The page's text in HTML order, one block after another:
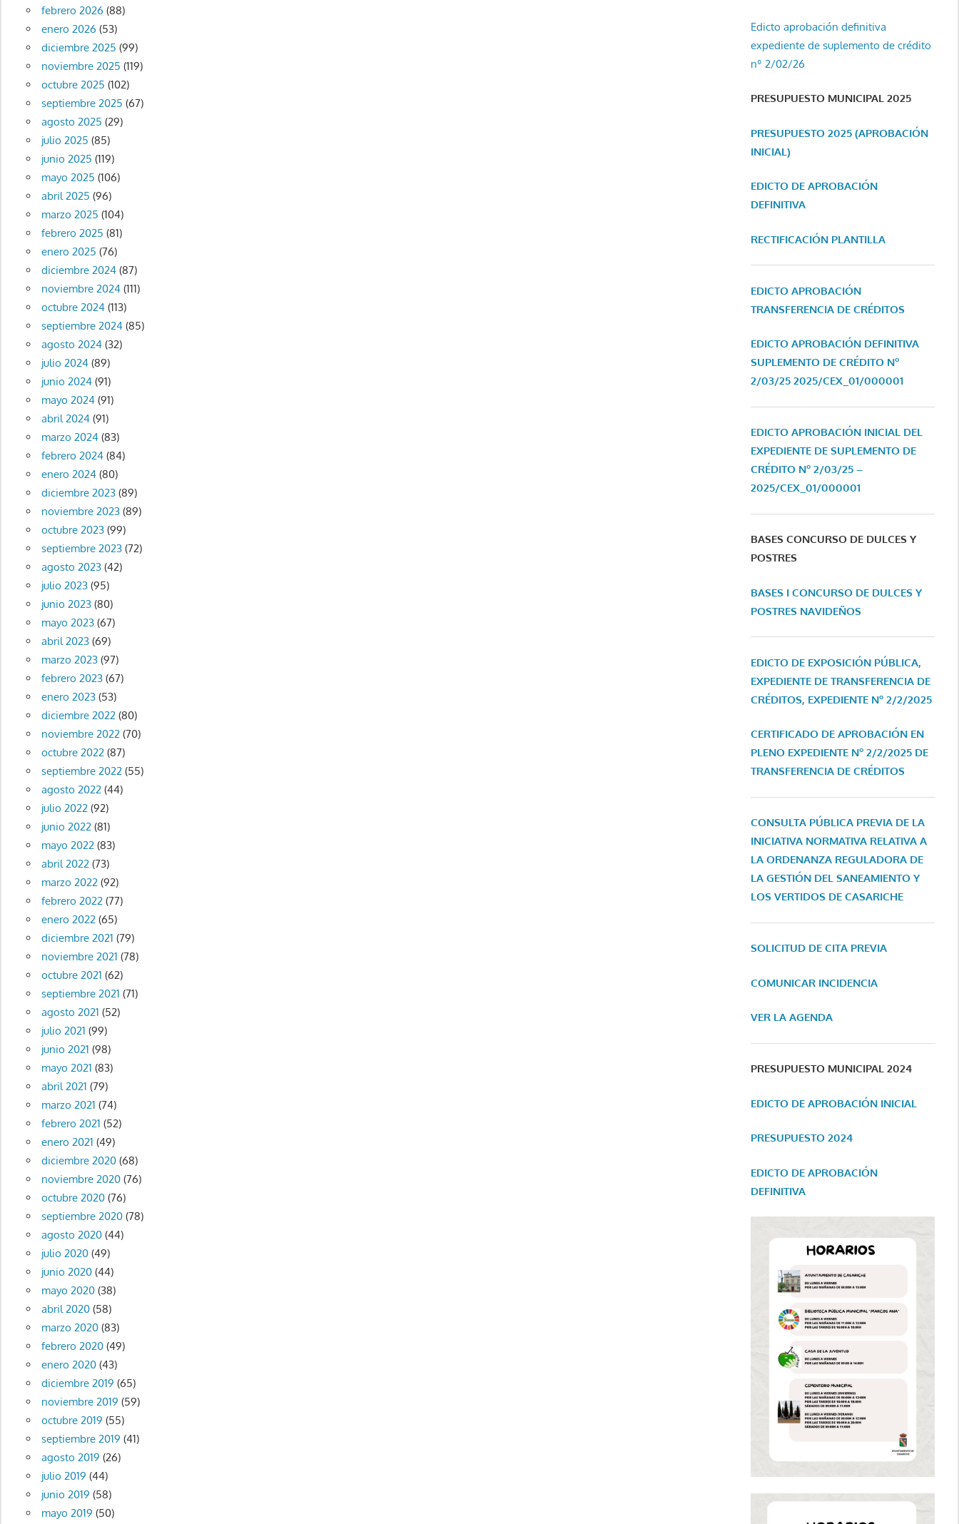
febrero 2026 (88)
enero 2026 (53)
diciembre 2025 (99)
noviembre 2025 (119)
octubre 2025 (102)
septiembre 2025 (67)
agosto 2025 (29)
julio 2025 (85)
junio 2025 (119)
mayo 2025 (106)
abril 2025 (96)
marzo 2025 (104)
febrero 2025 (81)
enero 2025 (76)
diciembre 2024(87)
noviembre 2024(111)
octubre 2024(113)
septiembre 2024(85)
agosto 2024(32)
julio 2024(89)
junio 2024(91)
mayo 2024(91)
abril 2024(91)
marzo 2024(83)
febrero 2024(84)
enero 2024(80)
diciembre 2023(89)
noviembre 2023(89)
octubre 2023(99)
septiembre 2023(72)
agosto 2023(42)
julio 2023(95)
junio 2023(80)
mayo 2023(67)
abril 2023(69)
marzo 2023(97)
febrero 2023(67)
enero 2023(53)
diciembre 2022(80)
noviembre 2022(70)
octubre 2022(87)
septiembre 2022(55)
agosto 2022(44)
julio 2022(92)
junio 2022(81)
mayo 2022(83)
abril 2022(73)
marzo 2022(92)
febrero 2022(77)
enero 2022(65)
diciembre 2021 (79)
noviembre 2021 (78)
octubre 2021 (62)
septiembre 2021 (71)
agosto 2021 (52)
julio 2021 (99)
junio 2021 (98)
mayo 2021 (83)
abril 2021 (79)
marzo 2021 (74)
febrero 2021 (52)
enero 2021 (49)
diciembre 2020(68)
noviembre 2020(76)
octubre 2020(76)
septiembre 2020(78)
agosto 2020(44)
julio 2020(49)
junio 2020(44)
mayo 2020(38)
abril 2020(58)
marzo 2020(83)
febrero 2020(49)
enero 2020(43)
diciembre 2019 (65)
noviembre 2019 (59)
octubre 2019 (55)
septiembre 2019 (41)
agosto 2019 (26)
julio 2019 (44)
junio 2019 (58)
mayo 2019 (50)
Edicto aprobación definitiva
expediente de suplemento de crédito
nº 2/02/26
PRESUPUESTO MUNICIPAL 2025
PRESUPUESTO 2025 (APROBACIÓN
INICIAL)
EDICTO DE APROBACIÓN
DEFINITIVA
RECTIFICACIÓN PLANTILLA
EDICTO APROBACIÓN
TRANSFERENCIA DE CRÉDITOS
EDICTO APROBACIÓN DEFINITIVA
SUPLEMENTO DE CRÉDITO Nº
2/03/25 2025/CEX_01/000001
EDICTO APROBACIÓN INICIAL DEL
EXPEDIENTE DE SUPLEMENTO DE
CRÉDITO Nº 2/03/25 –
2025/CEX_01/000001
BASES CONCURSO DE DULCES Y
POSTRES
BASES I CONCURSO DE DULCES Y
POSTRES NAVIDEÑOS
EDICTO DE EXPOSICIÓN PÚBLICA,
EXPEDIENTE DE TRANSFERENCIA DE
CRÉDITOS, EXPEDIENTE Nº 2/2/2025
CERTIFICADO DE APROBACIÓN EN
PLENO EXPEDIENTE Nº 2/2/2025 DE
TRANSFERENCIA DE CRÉDITOS
CONSULTA PÚBLICA PREVIA DE LA
INICIATIVA NORMATIVA RELATIVA A
LA ORDENANZA REGULADORA DE
LA GESTIÓN DEL SANEAMIENTO Y
LOS VERTIDOS DE CASARICHE
SOLICITUD DE CITA PREVIA
COMUNICAR INCIDENCIA
VER LA AGENDA
PRESUPUESTO MUNICIPAL 2024
EDICTO DE APROBACIÓN INICIAL
PRESUPUESTO 2024
EDICTO DE APROBACIÓN
DEFINITIVA